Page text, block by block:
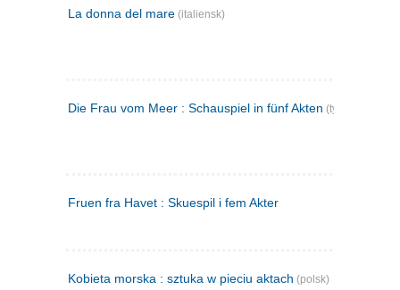
La donna del mare (italiensk)
Die Frau vom Meer : Schauspiel in fünf Akten (tysk)
Fruen fra Havet : Skuespil i fem Akter
Kobieta morska : sztuka w pieciu aktach (polsk)